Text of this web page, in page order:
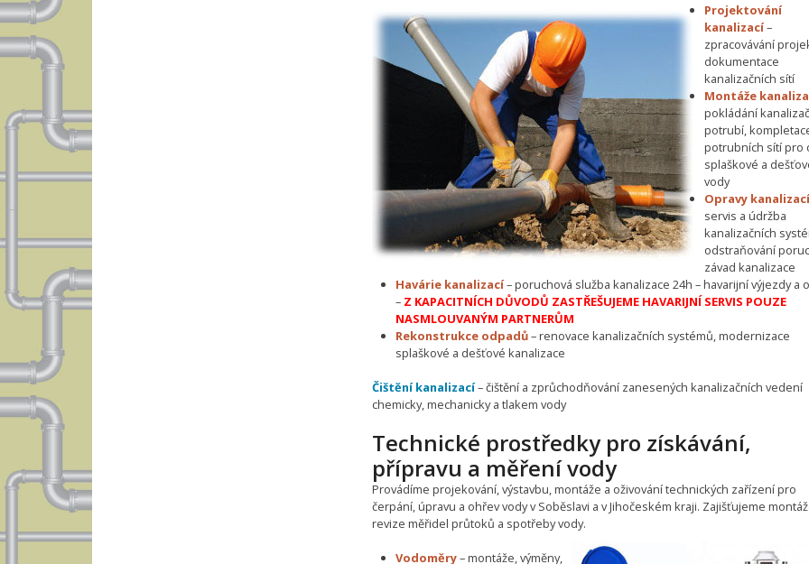
Projektování
kanalizací–
zpracovávání
dokumentace
kanalizačních sítí
Montáže
pokládání
potrubí,
potrubních sítí pro
splaškové a
vody
Opravy kanalizací
servis a údržba
kanalizačních
odstraňování
závad kanalizace
Havárie kanalizací– poruchová služba kanalizace 24h – havarijní výjezdy a
– Z KAPACITNÍCH DŮVODŮ ZASTŘEŠUJEME HAVARIJNÍ SERVIS POUZE
NASMLOUVANÝM PARTNERŮM
Rekonstrukce odpadů– renovace kanalizačních systémů, modernizace
splaškové a dešťové kanalizace
Čištění kanalizací– čištění a zprůchodňování zanesených kanalizačních vedení
chemicky, mechanicky a tlakem vody
Technické prostředky pro získávání,
přípravu a měření vody
Provádíme projekování, výstavbu, montáže a oživování technických zařízení pro
čerpání, úpravu a ohřev vody v Soběslavi a v Jihočeském kraji. Zajišťujeme
revize měřidel průtoků a spotřeby vody.
Vodoměry– montáže, výměny,